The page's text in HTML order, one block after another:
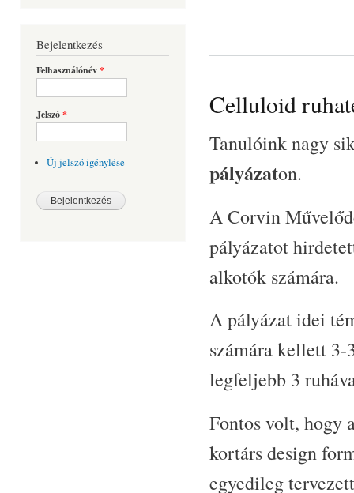
Bejelentkezés
Felhasználónév*
Jelszó*
Új jelszó igénylése
Celluloid
Tanulóink nagy
pályázaton.
A Corvin
pályázatot
alkotók számára.
A pályázat idei
számára kellett
legfeljebb 3
Fontos volt, hogy
kortárs design
egyedileg